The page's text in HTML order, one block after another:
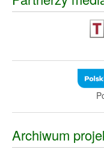
Archiwum